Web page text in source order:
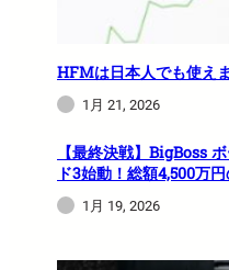
HFMは日本人でも使え
1月 21, 2026
【最終決戦】BigBoss
ド3始動！総額4,500万
1月 19, 2026